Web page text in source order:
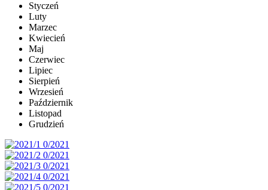
Styczeń
Luty
Marzec
Kwiecień
Maj
Czerwiec
Lipiec
Sierpień
Wrzesień
Październik
Listopad
Grudzień